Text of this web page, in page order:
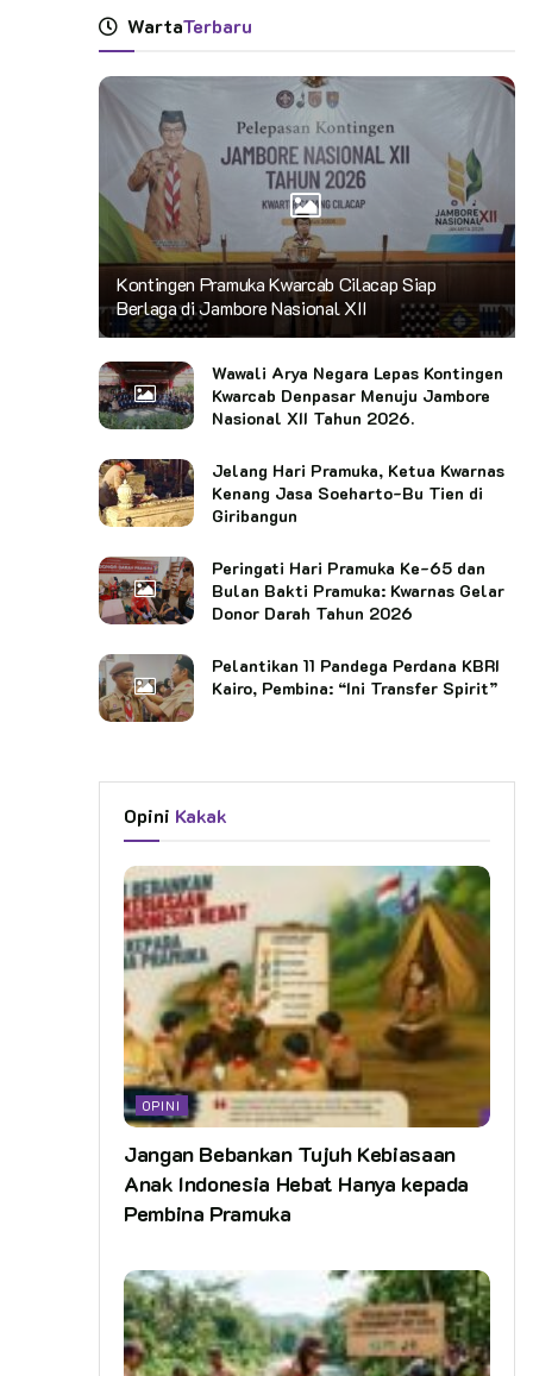
WartaTerbaru
Kontingen Pramuka Kwarcab Cilacap Siap
Berlaga di Jambore Nasional XII
Wawali Arya Negara Lepas Kontingen
Kwarcab Denpasar Menuju Jambore
Nasional XII Tahun 2026.
Jelang Hari Pramuka, Ketua Kwarnas
Kenang Jasa Soeharto-Bu Tien di
Giribangun
Peringati Hari Pramuka Ke-65 dan
Bulan Bakti Pramuka: Kwarnas Gelar
Donor Darah Tahun 2026
Pelantikan 11 Pandega Perdana KBRI
Kairo, Pembina: “Ini Transfer Spirit”
Opini Kakak
OPINI
Jangan Bebankan Tujuh Kebiasaan
Anak Indonesia Hebat Hanya kepada
Pembina Pramuka